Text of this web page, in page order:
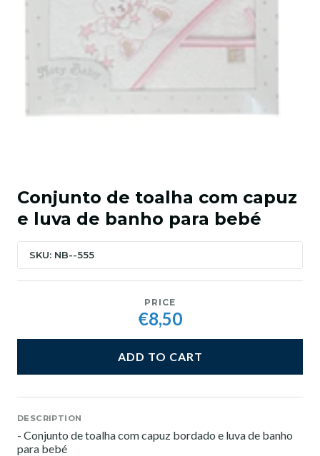
Conjunto de toalha com capuz
e luva de banho para bebé
SKU: NB--555
PRICE
€8,50
ADD TO CART
DESCRIPTION
- Conjunto de toalha com capuz bordado e luva de banho
para bebé